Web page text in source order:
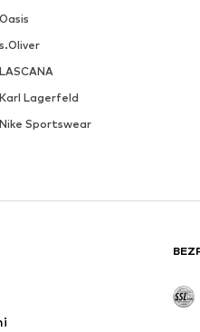
Oasis
s.Oliver
LASCANA
Karl Lagerfeld
Nike Sportswear